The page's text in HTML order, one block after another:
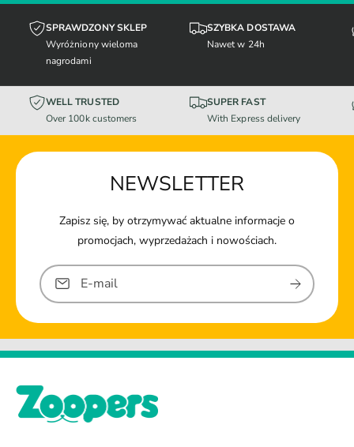
SPRAWDZONY SKLEP
Wyróżniony wieloma
nagrodami
SZYBKA DOSTAWA
Nawet w 24h
WELL TRUSTED
Over 100k customers
SUPER FAST
With Express delivery
NEWSLETTER
Zapisz się, by otrzymywać aktualne informacje o
promocjach, wyprzedażach i nowościach.
E-mail